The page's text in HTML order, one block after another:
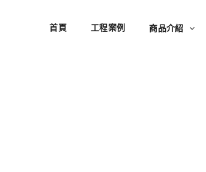
首頁 工程案例 商品介紹